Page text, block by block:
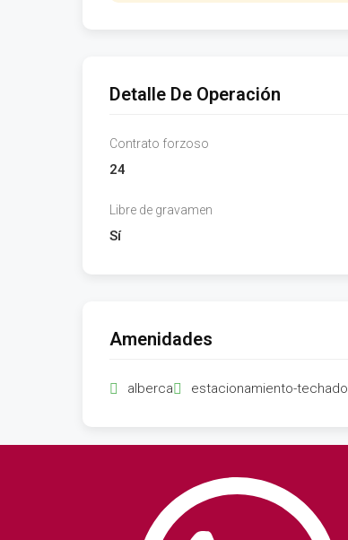
Detalle De Operación
Contrato forzoso
24
Libre de gravamen
Sí
Amenidades
alberca estacionamiento-techado